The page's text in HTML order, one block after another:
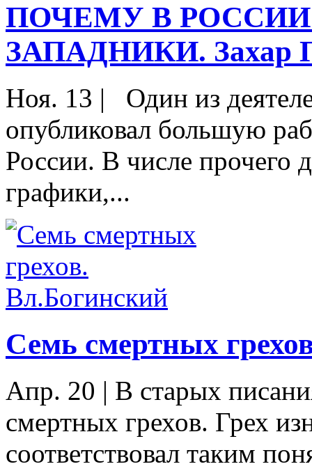
ПОЧЕМУ В
ЗАПАДНИКИ. Захар
Ноя. 13 |
Один из
опубликовал большую
России. В числе прочего
графики,...
Семь смертных
Апр. 20 | В старых
смертных грехов. Грех
соответствовал таким